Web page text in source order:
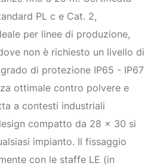
PL c e Cat. 2,
per linee di produzione,
non è richiesto un livello di
di protezione IP65 - IP67
ottimale contro polvere e
a contesti industriali
compatto da 28 x 30 si
impianto. Il fissaggio
con le staffe LE (in